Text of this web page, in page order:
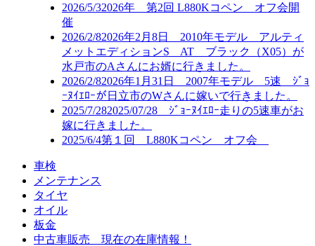
2026/5/32026年 第2回 L880Kコペン オフ会開
催
2026/2/82026年2月8日 2010年モデル アルティ
メットエディションS AT ブラック（X05）が
水戸市のAさんにお婿に行きました。
2026/2/82026年1月31日 2007年モデル 5速 ｼﾞｮ
ｰﾇｲｴﾛｰが日立市のWさんに嫁いで行きました。
2025/7/282025/07/28 ｼﾞｮｰﾇｲｴﾛｰ走りの5速車がお
嫁に行きました。
2025/6/4第１回 L880Kコペン オフ会
車検
メンテナンス
タイヤ
オイル
板金
中古車販売 現在の在庫情報！